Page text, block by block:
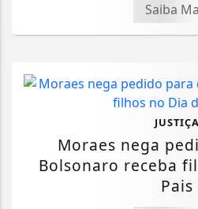
Saiba
JUSTIÇA
Moraes nega
Bolsonaro receba
Pais